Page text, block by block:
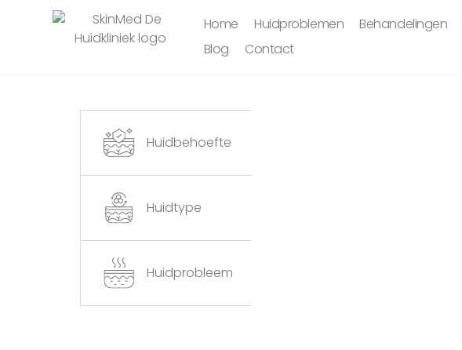
Home Huidproblemen Behandelingen
Blog
Contact
Huidbehoefte
Huidtype
Huidprobleem